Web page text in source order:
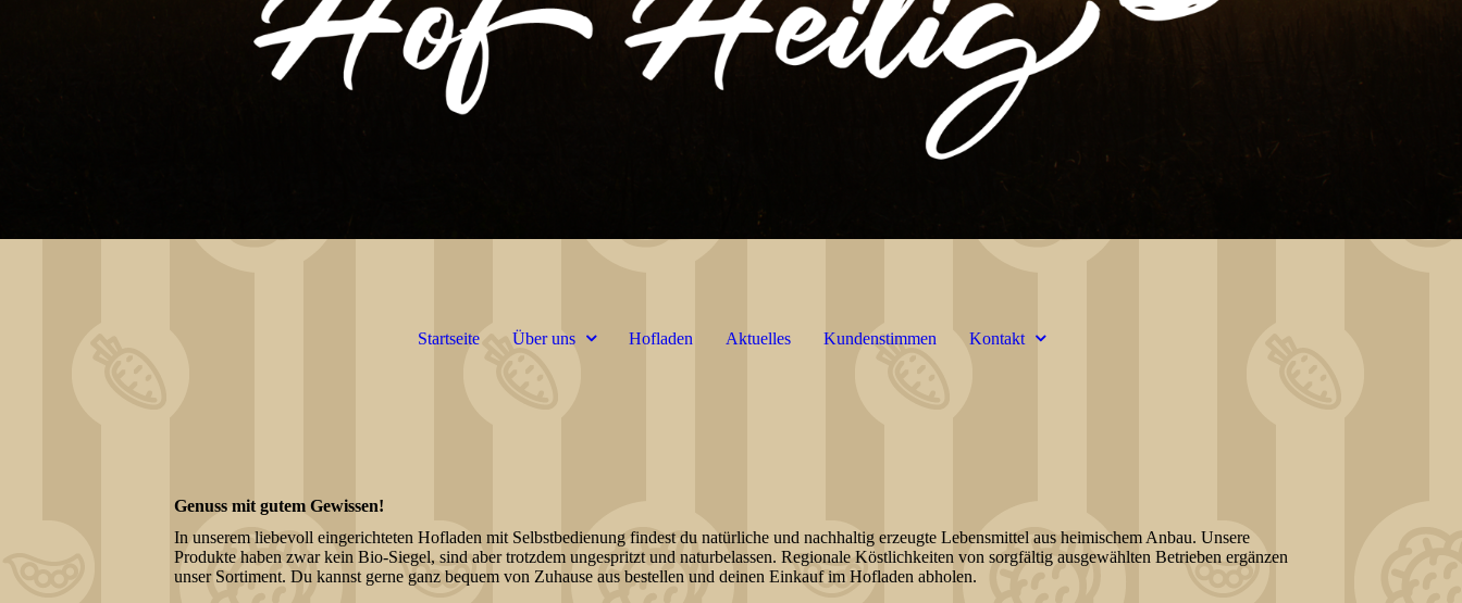
Startseite Über uns Hofladen Aktuelles Kundenstimmen Kontakt
Genuss mit gutem Gewissen!
In unserem liebevoll eingerichteten Hofladen mit Selbstbedienung findest du natürliche und nachhaltig erzeugte Lebensmittel aus heimischem Anbau. Unsere
Produkte haben zwar kein Bio-Siegel, sind aber trotzdem ungespritzt und naturbelassen. Regionale Köstlichkeiten von sorgfältig ausgewählten Betrieben ergänzen
unser Sortiment. Du kannst gerne ganz bequem von Zuhause aus bestellen und deinen Einkauf im Hofladen abholen.